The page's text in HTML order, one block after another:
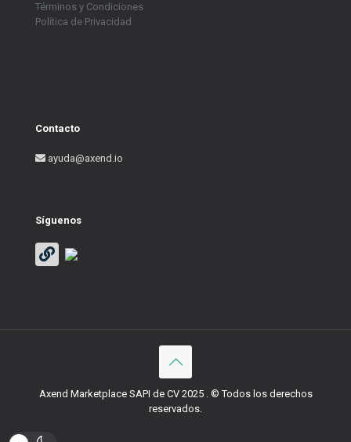
Términos y Condiciones
Política de Privacidad
Contacto
ayuda@axend.io
Síguenos
Axend Marketplace SAPI de CV 2025 . © Todos los derechos
reservados.